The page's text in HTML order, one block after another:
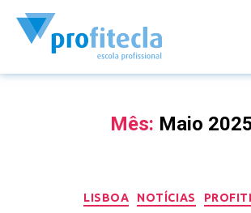
Mês: Maio
LISBOA NOTÍCIAS